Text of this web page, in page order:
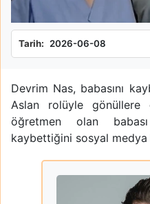
Tarih: 2026-06-08
Devrim Nas, babasını
Aslan rolüyle gönüllere
öğretmen olan
kaybettiğini sosyal medya